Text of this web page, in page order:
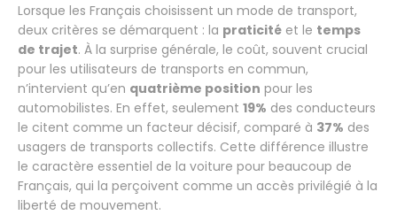
Lorsque les Français choisissent un mode de transport,
deux critères se démarquent : la praticité et le temps
de trajet. À la surprise générale, le coût, souvent crucial
pour les utilisateurs de transports en commun,
n’intervient qu’en quatrième position pour les
automobilistes. En effet, seulement 19% des conducteurs
le citent comme un facteur décisif, comparé à 37% des
usagers de transports collectifs. Cette différence illustre
le caractère essentiel de la voiture pour beaucoup de
Français, qui la perçoivent comme un accès privilégié à la
liberté de mouvement.